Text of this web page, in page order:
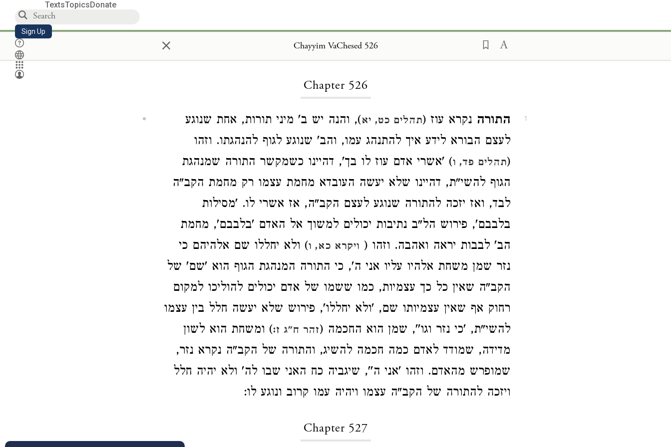
TextsTopicsDonate
Sign Up × Chayyim VaChesed 526
Chapter 526
1 התורה נקרא עוז (תהלים כט, יא), והנה יש ב' מיני תורות, אחת שנוגע
לעצם הבורא לידע איך להתנהג עמו, והב' שנוגע לגוף להנהגתו. וזהו
(תהלים פד, ו) 'אשרי אדם עוז לו בך', דהיינו כשמקשר התורה שמנהגת
הגוף להשי"ת, דהיינו שלא יעשה העובדא מחמת עצמו רק מחמת הקב"ה
לבד, ואז יזכה להתורה שנוגע לעצם הקב"ה, אז אשרי לו. 'מסילות
בלבבם', פירוש הל"ב נתיבות יכולים למשוך אל האדם 'בלבבם', מחמת
הב' לבבות יראה ואהבה. וזהו ( ויקרא כא, ו) ולא יחללו שם אלהיהם כי
נזר שמן משחת אלהיו עליו אני ה', כי התורה המנהגת הגוף הוא 'שם' של
הקב"ה שאין כל כך עצמיות, כמו ששמו של אדם יכולים להוליכו למקום
רחוק אף שאין עצמיותו שם, 'ולא יחללו', פירוש שלא יעשה חלל בין עצמו
להשי"ת, 'כי נזר וגו'', שמן הוא החכמה (זהר ח"ג ז:) ומשחת הוא לשון
מדידה, שמודד לאדם כמה חכמה להשיג, והתורה של הקב"ה נקרא נזר,
שמופרש מהאדם. וזהו 'אני ה'', שיגביה כח האני שבו לה' ולא יהיה חלל
ויזכה להתורה של הקב"ה עצמו ויהיה עמו קרוב ונוגע לו:
Chapter 527